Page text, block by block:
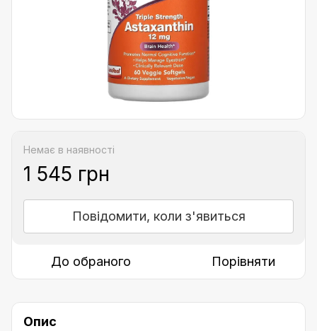
Немає в наявності
1 545 грн
Повідомити, коли з'явиться
До обраного Порівняти
Опис